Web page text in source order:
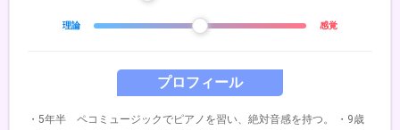
プロフィール
・5年半 ペコミュージックでピアノを習い、絶対音感を持つ。 ・9歳
理論 感覚